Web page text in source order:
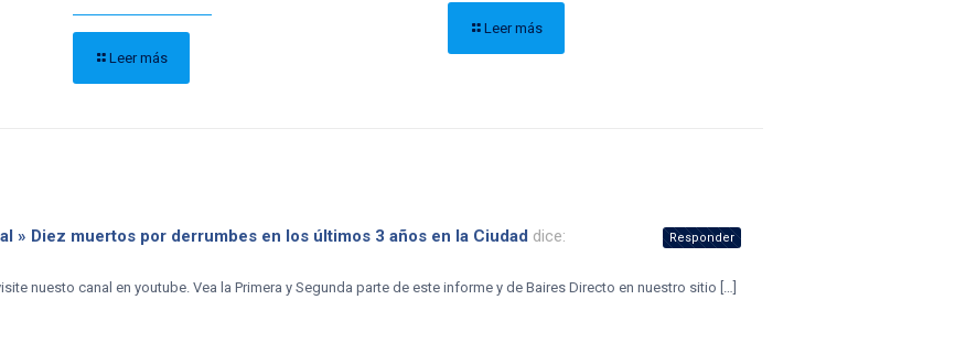
Leer más
Leer más
» Diez muertos por derrumbes en los últimos 3 años en la Ciudad dice:
nuesto canal en youtube. Vea la Primera y Segunda parte de este informe y de Baires Directo en nuestro sitio […]
Responder